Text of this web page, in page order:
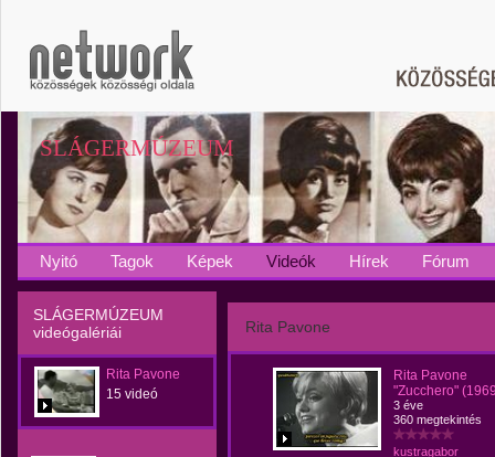
SLÁGERMÚZEUM
Nyitó Tagok Képek Videók Hírek Fórum
SLÁGERMÚZEUM
videógalériái
Rita Pavone
15 videó
Rita Pavone
Rita Pavone
"Zucchero"
3 éve
360 megtekintés
kustragabor